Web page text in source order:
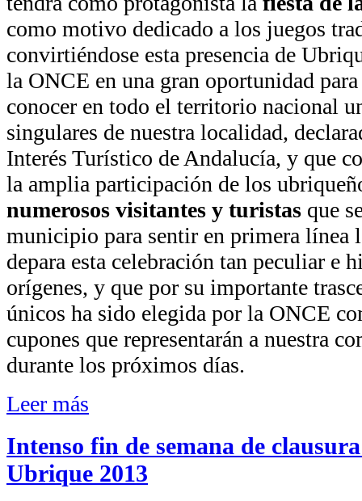
como motivo dedicado a los juegos
convirtiéndose esta presencia de
la ONCE en una gran oportunidad
conocer en todo el territorio nacional
singulares de nuestra localidad,
Interés Turístico de Andalucía, y que
la amplia participación de los
numerosos visitantes y turistas que
municipio para sentir en primera línea
depara esta celebración tan peculiar e
orígenes, y que por su importante
únicos ha sido elegida por la ONCE
cupones que representarán a nuestra
durante los próximos días.
Leer más
Intenso fin de semana de
Ubrique 2013